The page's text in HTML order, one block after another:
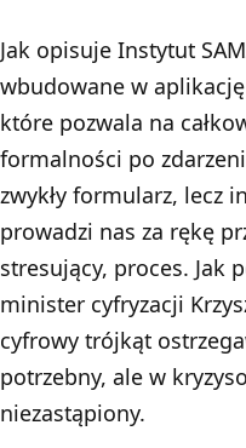
Jak opisuje Instytut
wbudowane w aplikację
które pozwala na
formalności po
zwykły formularz, lecz
prowadzi nas za rękę
stresujący, proces. Jak
minister cyfryzacji
cyfrowy trójkąt
potrzebny, ale w
niezastąpiony.